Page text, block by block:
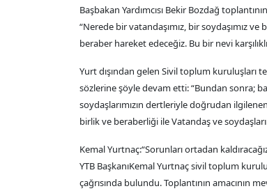
Başbakan Yardımcısı Bekir Bozdağ
“Nerede bir vatandaşımız, bir soydaşımız
beraber hareket edeceğiz. Bu bir nevi
Yurt dışından gelen Sivil toplum kuruluşları
sözlerine şöyle devam etti: “Bundan sonra;
soydaşlarımızın dertleriyle doğrudan
birlik ve beraberliği ile Vatandaş ve
Kemal Yurtnaç:“Sorunları ortadan
YTB BaşkanıKemal Yurtnaç sivil toplum
çağrısında bulundu. Toplantının